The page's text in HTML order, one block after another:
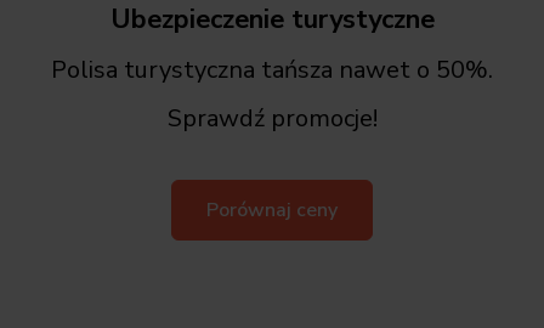
Ubezpieczenie turystyczne
Polisa turystyczna tańsza nawet o 50%.
Sprawdź promocje!
Porównaj ceny